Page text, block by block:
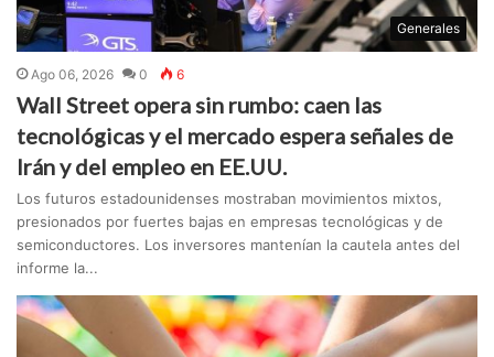
Generales
Ago 06, 2026 0 6
Wall Street opera sin rumbo: caen las
tecnológicas y el mercado espera señales de
Irán y del empleo en EE.UU.
Los futuros estadounidenses mostraban movimientos mixtos,
presionados por fuertes bajas en empresas tecnológicas y de
semiconductores. Los inversores mantenían la cautela antes del
informe la...